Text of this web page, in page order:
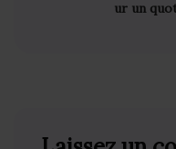
ur un